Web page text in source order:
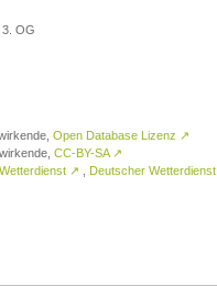
OG
Open Database Lizenz ↗
CC-BY-SA ↗
↗ Deutscher